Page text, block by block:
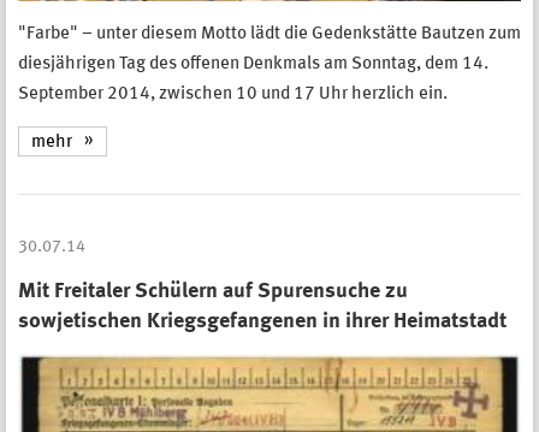
"Farbe" – unter diesem Motto lädt die Gedenkstätte Bautzen zum
diesjährigen Tag des offenen Denkmals am Sonntag, dem 14.
September 2014, zwischen 10 und 17 Uhr herzlich ein.
mehr
30.07.14
Mit Freitaler Schülern auf Spurensuche zu
sowjetischen Kriegsgefangenen in ihrer Heimatstadt